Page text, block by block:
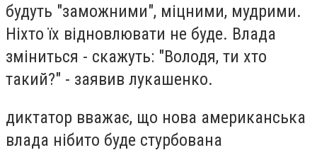
будуть "заможними", міцними, мудрими.
Ніхто їх відновлювати не буде. Влада
зміниться - скажуть: "Володя, ти хто
такий?" - заявив лукашенко.
диктатор вважає, що нова американська
влада нібито буде стурбована